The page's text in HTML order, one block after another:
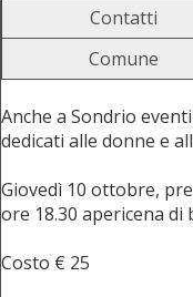
Contatti
Comune
Anche a Sondrio eventi
dedicati alle donne e
Giovedì 10 ottobre,
ore 18.30 apericena di
Costo € 25